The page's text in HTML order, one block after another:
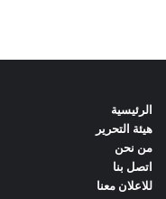
الرئيسية
هيئة التحرير
من نحن
اتصل بنا
للاعلان معنا